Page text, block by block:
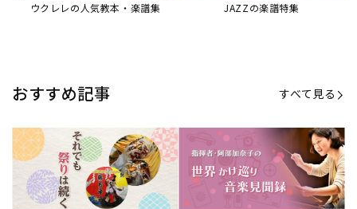
「できた！」があふれる！『生徒
指導の教科書』
イブ＆トークレポート